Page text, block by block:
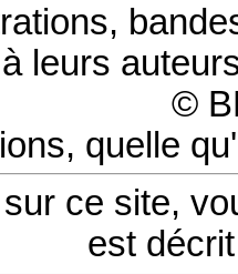
leurs
©
quelle
ce site,
est